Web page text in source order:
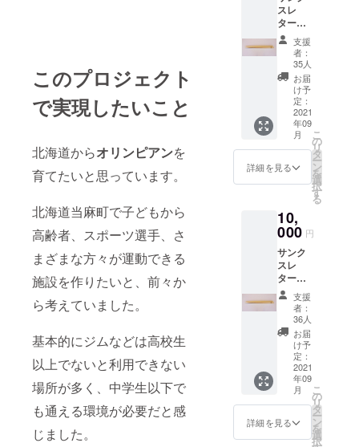
このプロジェクト
で実現したいこと
北海道からオリンピアンを
育てたいと思っています。
北海道当麻町で子どもから
高齢者、スポーツ選手、さ
まざまな方々が運動できる
施設を作りたいと、前々か
ら考えていました。
基本的にジムなどは高校生
以上でないと利用できない
場所が多く、中学生以下で
も通える環境が必要だと感
じました。
スレ
ター
（感謝
の手紙
をお送
りしま
す） 当
麻町の
木材で
作るオ
リジナ
ル マイ
箸（名
前入
り、
㎝） ※
箸に入
れる名
前はご
入力い
ただい
た通り
に左右
同じ名
前をお
入れい
たしま
す。
漢字、
ひらが
な、カ
タカ
支援
者：
35人
お届
け予
定：
2021
年09
月
詳細を見る
こ
の
リ
タ
ー
ン
を
選
択
す
る
10,
000 円
サンク
スレ
ター
（感謝
の手紙
をお送
りしま
す） ジ
ム利用
回数券
３枚(有
効期
限：令
和4年4
月～令
支援
者：
36人
お届
け予
定：
2021
年09
月
詳細を見る
こ
の
リ
タ
ー
ン
を
選
択